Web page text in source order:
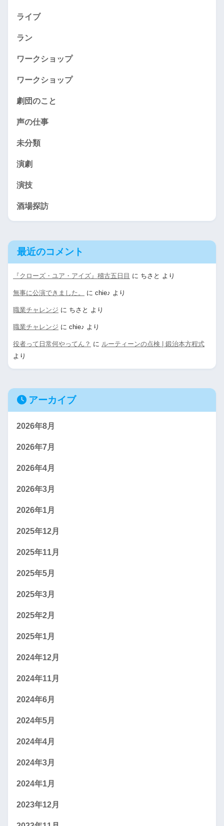
ライブ
ラン
ワークショップ
ワークショップ
劇団のこと
声の仕事
未分類
演劇
演技
酒場探訪
最近のコメント
『クローズ・ユア・アイズ』稽古五日目 に ちさと より
無事に公演できました。 に chie♪ より
職業チャレンジ に ちさと より
職業チャレンジ に chie♪ より
役者って日常何やってん？ に ルーティーンの点検 | 鍛治本方程式
より
アーカイブ
2026年8月
2026年7月
2026年4月
2026年3月
2026年1月
2025年12月
2025年11月
2025年5月
2025年3月
2025年2月
2025年1月
2024年12月
2024年11月
2024年6月
2024年5月
2024年4月
2024年3月
2024年1月
2023年12月